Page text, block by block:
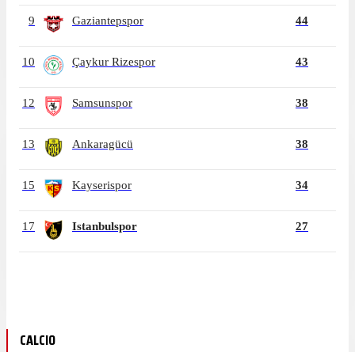
9 Gaziantepspor 44
10 Çaykur Rizespor 43
12 Samsunspor 38
13 Ankaragücü 38
15 Kayserispor 34
17 Istanbulspor 27
CALCIO